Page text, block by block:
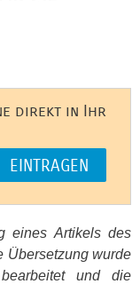
direkt in Ihr
eines Artikels des
Übersetzung wurde
und die